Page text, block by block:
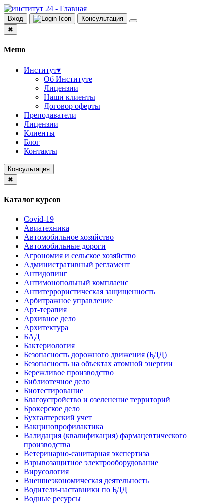
Вход
Консультация
✖
Меню
Институт▾
Об Институте
Лицензии
Наши клиенты
Договор оферты
Преподаватели
Лицензии
Клиенты
Блог
Контакты
Консультация
✖
Каталог курсов
Covid-19
Авиатехника
Автомобильное хозяйство
Автомобильные дороги
Агрономия и сельское хозяйство
Административный регламент
Антидопинг
Антимонопольный комплаенс
Антитеррористическая защищенность
Арбитражное управление
Арт-терапия
Архивное дело
Архитектура
БАД
Бактериология
Безопасность дорожного движения (БДД)
Безопасность на объектах атомной энергии
Бережливое производство
Библиотечное дело
Биотестирование
Благоустройство и озеленение территорий
Брокерское дело
Бухгалтерский учет
Вакцинопрофилактика
Валидация (квалификация) фармацевтического
производства
Ветеринарно-санитарная экспертиза
Взрывозащитное электрооборудование
Вирусология
Внешнеэкономическая деятельность
Водители-наставники по БДД
Водные ресурсы